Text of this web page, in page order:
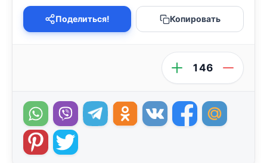
Поделиться! Копировать
146